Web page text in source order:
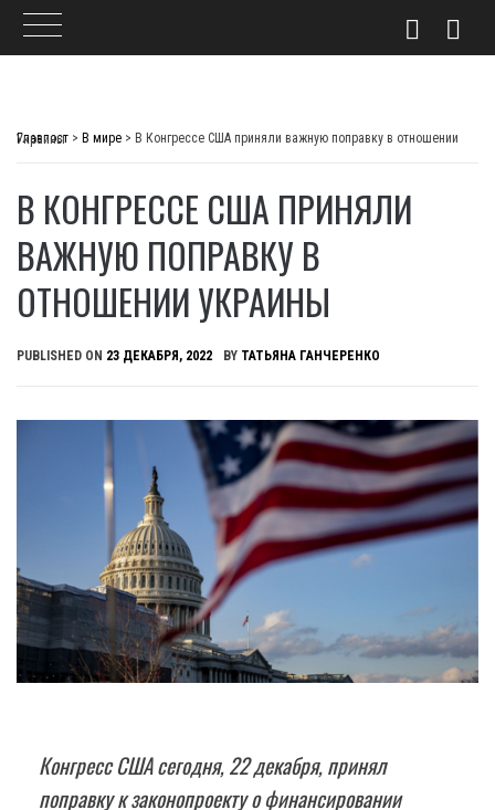
Главпост > В мире >
В Конгрессе США приняли важную поправку в отношении Украины
В КОНГРЕССЕ США ПРИНЯЛИ
ВАЖНУЮ ПОПРАВКУ В
ОТНОШЕНИИ УКРАИНЫ
PUBLISHED ON 23 ДЕКАБРЯ, 2022 BY ТАТЬЯНА ГАНЧЕРЕНКО
Конгресс США сегодня, 22 декабря, принял
поправку к законопроекту о финансировании